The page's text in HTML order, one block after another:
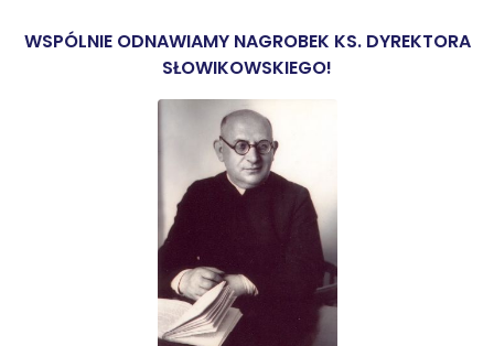
WSPÓLNIE ODNAWIAMY NAGROBEK KS. DYREKTORA
SŁOWIKOWSKIEGO!